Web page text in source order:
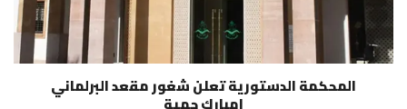
المحكمة الدستورية تعلن شغور مقعد البرلماني
امبارك حمية